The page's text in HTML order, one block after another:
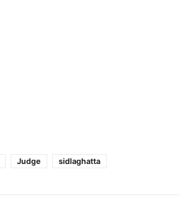
Judge sidlaghatta